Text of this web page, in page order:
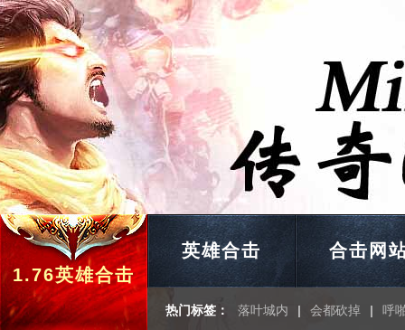
1.76英雄合击
英雄合击 合击网
热门标签： 落叶城内 | 会都砍掉 | 呼